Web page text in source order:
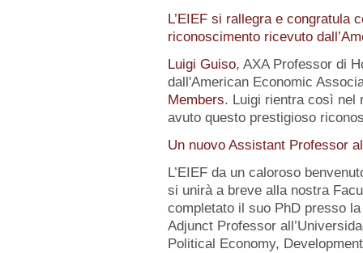
L’EIEF si rallegra e congratula
riconoscimento ricevuto
Luigi Guiso, AXA Professor di
dall'American Economic
Members. Luigi rientra così nel
avuto questo prestigioso
Un nuovo Assistant Professor
L’EIEF da un caloroso
si unirà a breve alla nostra
completato il suo PhD presso
Adjunct Professor
Political Economy,